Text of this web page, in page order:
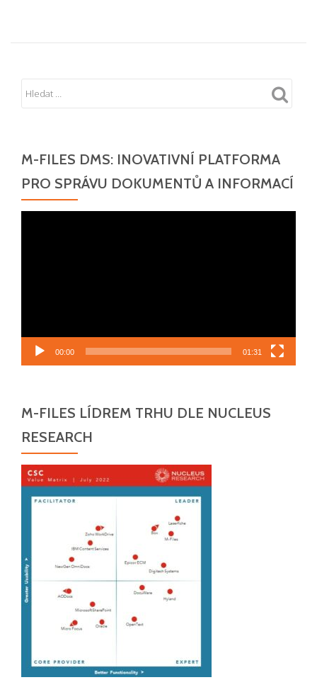
M-FILES DMS: INOVATIVNÍ PLATFORMA
PRO SPRÁVU DOKUMENTŮ A INFORMACÍ
00:00 01:31
M-FILES LÍDREM TRHU DLE NUCLEUS
RESEARCH